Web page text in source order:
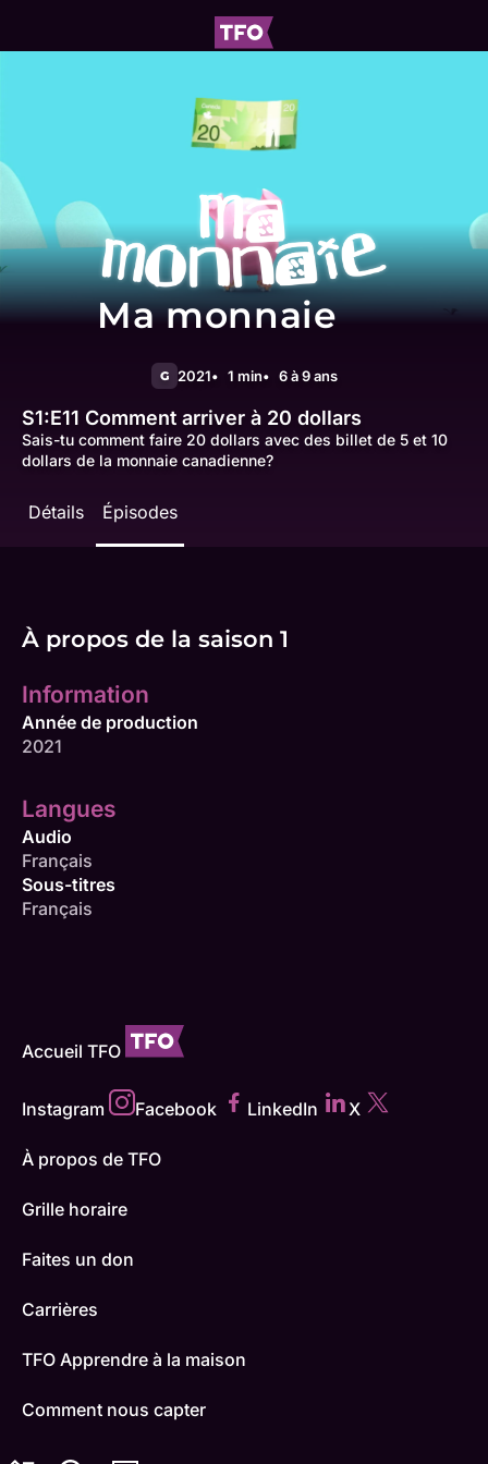
Ma monnaie
G 2021 1 min 6 à 9 ans
S1:E11 Comment arriver à 20 dollars
Sais-tu comment faire 20 dollars avec des billet de 5 et 10
dollars de la monnaie canadienne?
Détails Épisodes
À propos de la saison 1
Information
Année de production
2021
Langues
Audio
Français
Sous-titres
Français
Accueil TFO
Instagram Facebook LinkedIn X
À propos de TFO
Grille horaire
Faites un don
Carrières
TFO Apprendre à la maison
Comment nous capter
Contactez-nous